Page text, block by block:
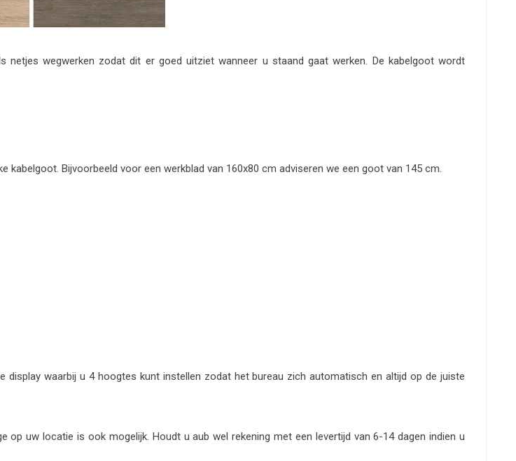
wegwerken zodat dit er goed uitziet wanneer u staand gaat werken. De kabelgoot wordt
Bijvoorbeeld voor een werkblad van 160x80 cm adviseren we een goot van 145 cm.
waarbij u 4 hoogtes kunt instellen zodat het bureau zich automatisch en altijd op de juiste
op uw locatie is ook mogelijk. Houdt u aub wel rekening met een levertijd van 6-14 dagen indien u